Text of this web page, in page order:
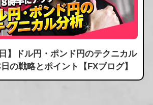
日】ドル円・ポンド円のテクニカル
の戦略とポイント【FXブログ】